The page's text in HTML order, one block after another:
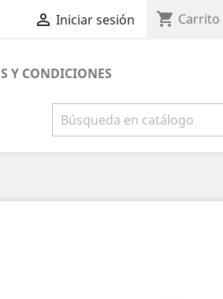
 Iniciar sesión shopping_cart Carrito
Y CONDICIONES